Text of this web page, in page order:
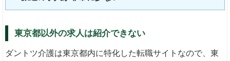
東京都以外の求人は紹介できない
ダントツ介護は東京都内に特化した転職サイトなので、東